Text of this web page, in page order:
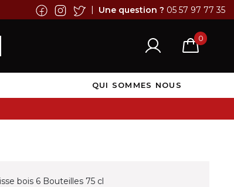
| Une question ? 05 57 97 77 35
0
QUI SOMMES NOUS
bois 6 Bouteilles 75 cl